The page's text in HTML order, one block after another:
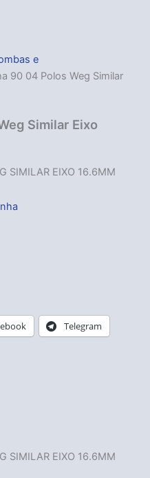
e
90 04 Polos Weg Similar
Similar Eixo
SIMILAR EIXO 16.6MM
Telegram
SIMILAR EIXO 16.6MM